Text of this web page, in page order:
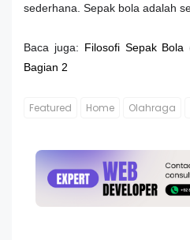
sederhana. Sepak bola adalah
Baca juga: Filosofi Sepak Bola
Bagian 2
Featured Home Olahraga